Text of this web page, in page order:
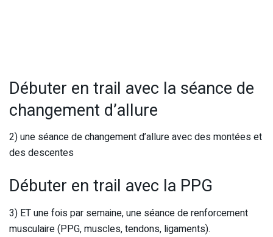
Débuter en trail avec la séance de
changement d’allure
2) une séance de changement d’allure avec des montées et
des descentes
Débuter en trail avec la PPG
3) ET une fois par semaine, une séance de renforcement
musculaire (PPG, muscles, tendons, ligaments).